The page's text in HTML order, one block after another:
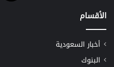
الأقسام
أخبار السعودية
البنوك